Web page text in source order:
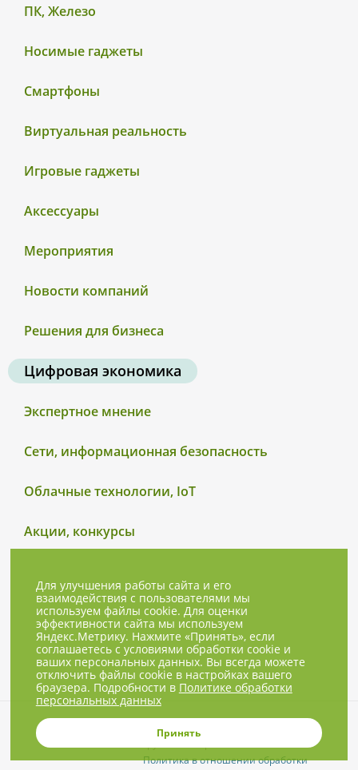
ПК, Железо
Носимые гаджеты
Смартфоны
Виртуальная реальность
Игровые гаджеты
Аксессуары
Мероприятия
Новости компаний
Решения для бизнеса
Цифровая экономика
Экспертное мнение
Сети, информационная безопасность
Облачные технологии, IoT
Акции, конкурсы
© 2001-2026, NBPrice.ru — проект
Политика в отношении обработки
Для улучшения работы сайта и его
взаимодействия с пользователями мы
используем файлы cookie. Для оценки
эффективности сайта мы используем
Яндекс.Метрику. Нажмите «Принять», если
соглашаетесь с условиями обработки cookie и
ваших персональных данных. Вы всегда можете
отключить файлы cookie в настройках вашего
браузера. Подробности в Политике обработки
персональных данных
Принять